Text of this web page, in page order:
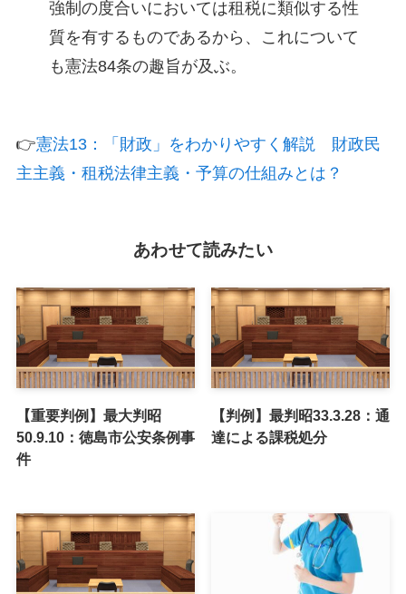
強制の度合いにおいては租税に類似する性
質を有するものであるから、これについて
も憲法84条の趣旨が及ぶ。
👉憲法13：「財政」をわかりやすく解説 財政民
主主義・租税法律主義・予算の仕組みとは？
あわせて読みたい
【重要判例】最大判昭
50.9.10：徳島市公安条例事
件
【判例】最判昭33.3.28：通
達による課税処分